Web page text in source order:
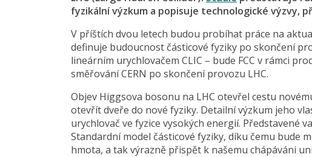
fyzikální výzkum a popisuje technologické výzvy,
V příštích dvou letech budou probíhat práce na
definuje budoucnost částicové fyziky po skončení
lineárním urychlovačem CLIC – bude FCC v rámci
směřování CERN po skončení provozu LHC.
Objev Higgsova bosonu na LHC otevřel cestu
otevřít dveře do nové fyziky. Detailní výzkum jeho
urychlovač ve fyzice vysokých energií. Představené
Standardní model částicové fyziky, díku čemu bude
hmota, a tak výrazně přispět k našemu chápáváni